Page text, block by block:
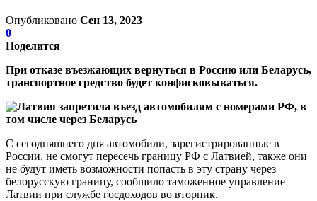
Опубликовано Сен 13, 2023
0
Поделится
При отказе въезжающих вернуться в Россию или Беларусь,
транспортное средство будет конфисковываться.
С сегодняшнего дня автомобили, зарегистрированные в
России, не смогут пересечь границу РФ с Латвией, также они
не будут иметь возможности попасть в эту страну через
белорусскую границу, сообщило таможенное управление
Латвии при службе госдоходов во вторник.